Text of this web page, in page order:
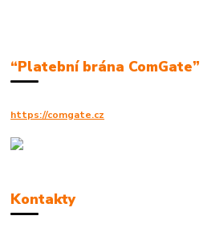
“Platební brána ComGate”
https://comgate.cz
Kontakty